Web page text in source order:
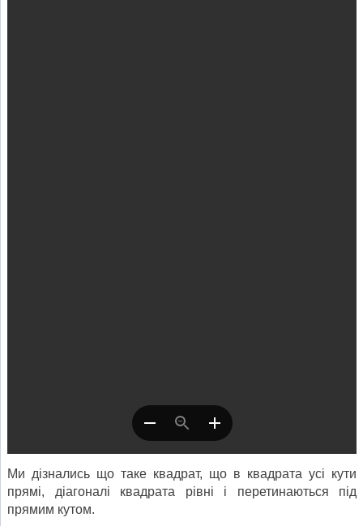
Ми дізнались що таке квадрат, що в квадрата усі кути
прямі, діагоналі квадрата рівні і перетинаються під
прямим кутом.